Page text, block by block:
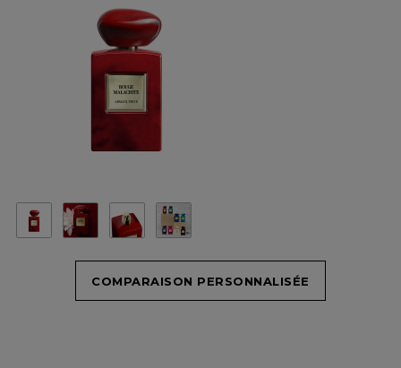
COMPARAISON PERSONNALISÉE